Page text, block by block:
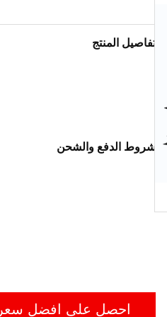
تفاصيل المنتج
شروط الدفع والشحن
احصل على افضل سعر